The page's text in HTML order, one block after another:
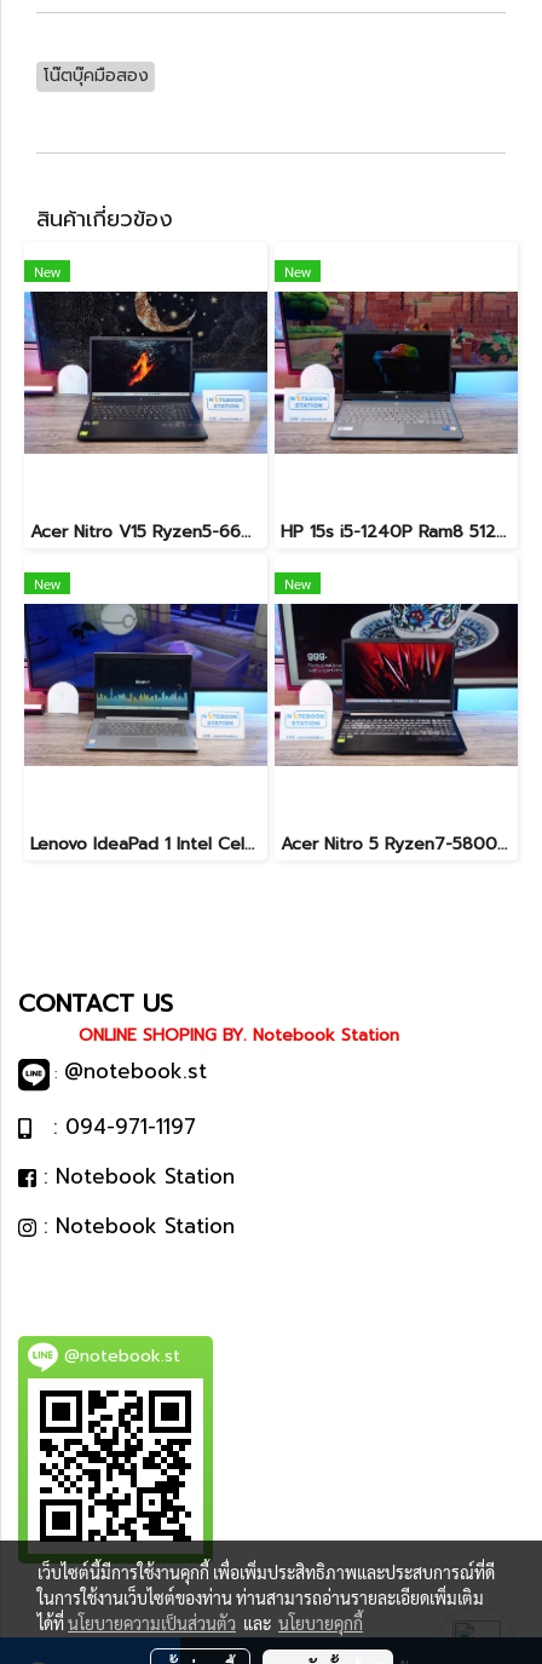
โน๊ตบุ๊คมือสอง
สินค้าเกี่ยวข้อง
New
Acer Nitro V15 Ryzen5-6600H RTX2050(4GB) RAM16 512GB SSD จอ15.6นิ้ว FHD 165Hz sRGB100% เกมมิ่งรุ่นใหม่ ดีไซน์เครื่องบาง สวยเท่ดูทันสมัย มีประกันศูนย์2028 ราคาสุดคุ้มเพียง 17,990.-
New
HP 15s i5-1240P Ram8 512GB M.2 จอ15.6นิ้ว FHD IPS สเปคดี ทำงานเก่ง จอใหญ่ มีแป้นตัวเลขแยก ดีไซน์เรียบหรูบางเบา พร้อมใช้งานเพียง 11,990.-เท่านั้น
New
Lenovo IdeaPad 1 Intel Celeron N4020 Ram4 SSD256GB จอ14.0 HD หน้าจอเล็กเหมาะแก่การพกพา ใช้งานทั่วไป ราคาถูกมาก เพียง 3,900.- พร้อมใช้งาน(สินค้ามีตำหนิขายถูกประกันร้าน7วัน)
New
Acer Nitro 5 Ryzen7-5800H RTX-3060(6GB) Ram16 SSD512 จอ15.6 FHD 144Hz เกมมิ่งสเปคสูง เครื่องพร้อมใช้งาน ราคาสุดคุ้มเพียง 19,900.-
CONTACT US
ONLINE SHOPING BY. Notebook Station
: @notebook.st
: 094-971-1197
: Notebook Station
: Notebook Station
@notebook.st
BEST DEAL
เว็บไซต์นี้มีการใช้งานคุกกี้ เพื่อเพิ่มประสิทธิภาพและประสบการณ์ที่ดี
ในการใช้งานเว็บไซต์ของท่าน ท่านสามารถอ่านรายละเอียดเพิ่มเติม
ได้ที่นโยบายความเป็นส่วนตัว และ นโยบายคุกกี้